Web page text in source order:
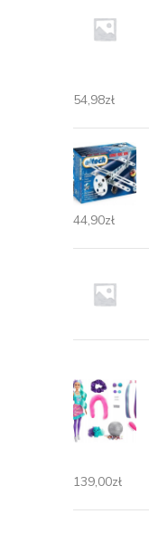
54,98zł
44,90zł
139,00zł